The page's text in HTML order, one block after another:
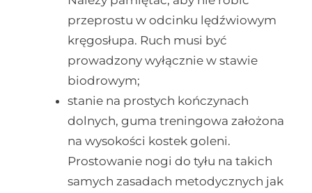
przeprostu w odcinku lędźwiowym
kręgosłupa. Ruch musi być
prowadzony wyłącznie w stawie
biodrowym;
stanie na prostych kończynach
dolnych, guma treningowa założona
na wysokości kostek goleni.
Prostowanie nogi do tyłu na takich
samych zasadach metodycznych jak